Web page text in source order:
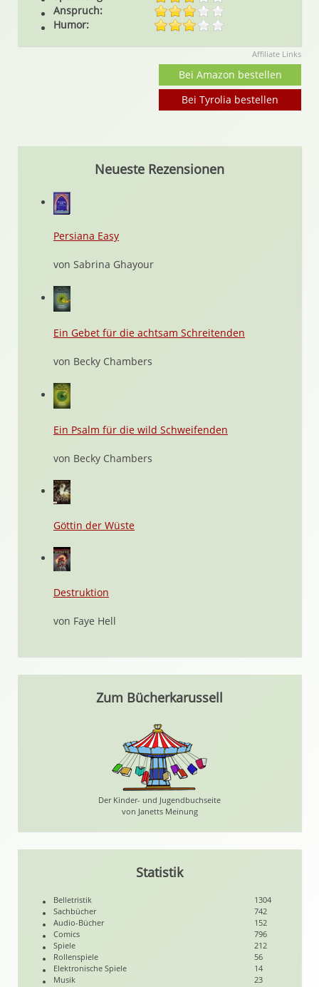
Anspruch:
Humor:
Affiliate Links
Bei Amazon bestellen
Bei Tyrolia bestellen
Neueste Rezensionen
Persiana Easy
von Sabrina Ghayour
Ein Gebet für die achtsam Schreitenden
von Becky Chambers
Ein Psalm für die wild Schweifenden
von Becky Chambers
Göttin der Wüste
Destruktion
von Faye Hell
Zum Bücherkarussell
Der Kinder- und Jugendbuchseite
von Janetts Meinung
Statistik
Belletristik
1304
Sachbücher
742
Audio-Bücher
152
Comics
796
Spiele
212
Rollenspiele
56
Elektronische Spiele
14
Musik
23